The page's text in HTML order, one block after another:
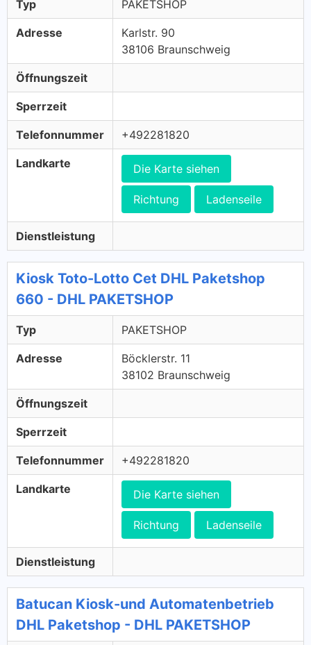
Typ PAKETSHOP
Adresse
Karlstr. 90
38106 Braunschweig
Öffnungszeit
Sperrzeit
Telefonnummer +492281820
Landkarte Die Karte siehen
Richtung Ladenseile
Dienstleistung
Kiosk Toto-Lotto Cet DHL Paketshop
660 - DHL PAKETSHOP
Typ PAKETSHOP
Adresse
Böcklerstr. 11
38102 Braunschweig
Öffnungszeit
Sperrzeit
Telefonnummer +492281820
Landkarte Die Karte siehen
Richtung Ladenseile
Dienstleistung
Batucan Kiosk-und Automatenbetrieb
DHL Paketshop - DHL PAKETSHOP